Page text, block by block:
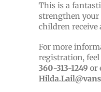
This is a
strengthen
children receive
For more
registration,
360-313-1249 or